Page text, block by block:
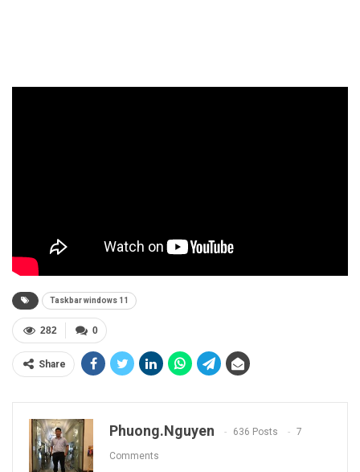
Taskbar windows 11
0
282
Share
Phuong.nguyen 636 Posts 7
Comments